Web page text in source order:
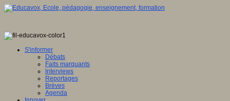
S'informer
Débats
Faits marquants
Interviews
Reportages
Brèves
Agenda